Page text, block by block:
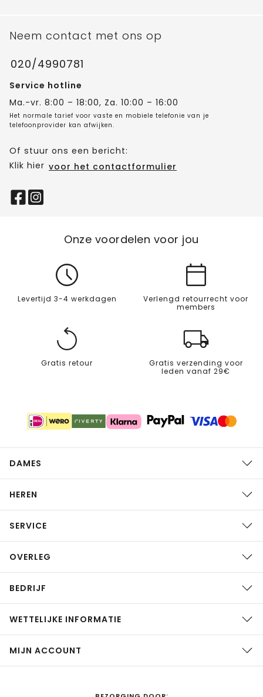
Neem contact met ons op
020/4990781
Service hotline
Ma.-vr. 8:00 – 18:00, Za. 10:00 – 16:00
Het normale tarief voor vaste en mobiele telefonie van je
telefoonprovider kan afwijken.
Of stuur ons een bericht:
Klik hier voor het contactformulier
Onze voordelen voor jou
Levertijd 3-4 werkdagen
Verlengd retourrecht voor
members
Gratis retour
Gratis verzending voor
leden vanaf 29€
DAMES
HEREN
SERVICE
OVERLEG
BEDRIJF
WETTELIJKE INFORMATIE
MIJN ACCOUNT